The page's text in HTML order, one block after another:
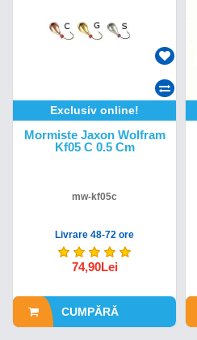
Exclusiv online!
Mormiste Jaxon Wolfram
Kf05 C 0.5 Cm
mw-kf05c
Livrare 48-72 ore
74,90Lei
CUMPĂRĂ